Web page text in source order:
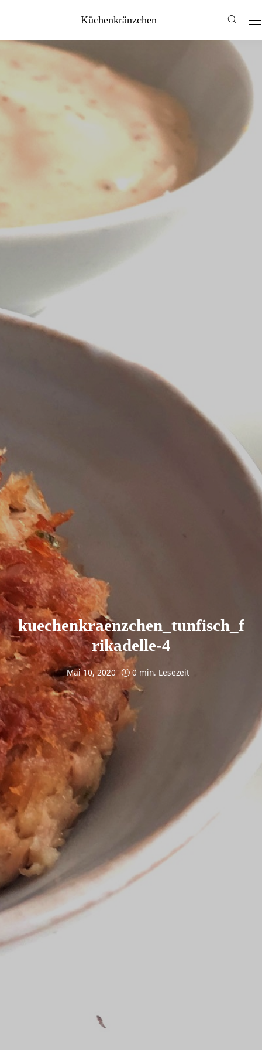
Küchenkränzchen
kuechenkraenzchen_tunfisch_f
rikadelle-4
Mai 10, 2020 0 min. Lesezeit